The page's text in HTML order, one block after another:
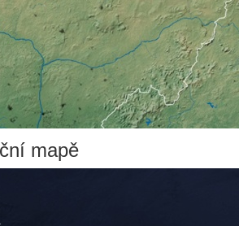
mapě